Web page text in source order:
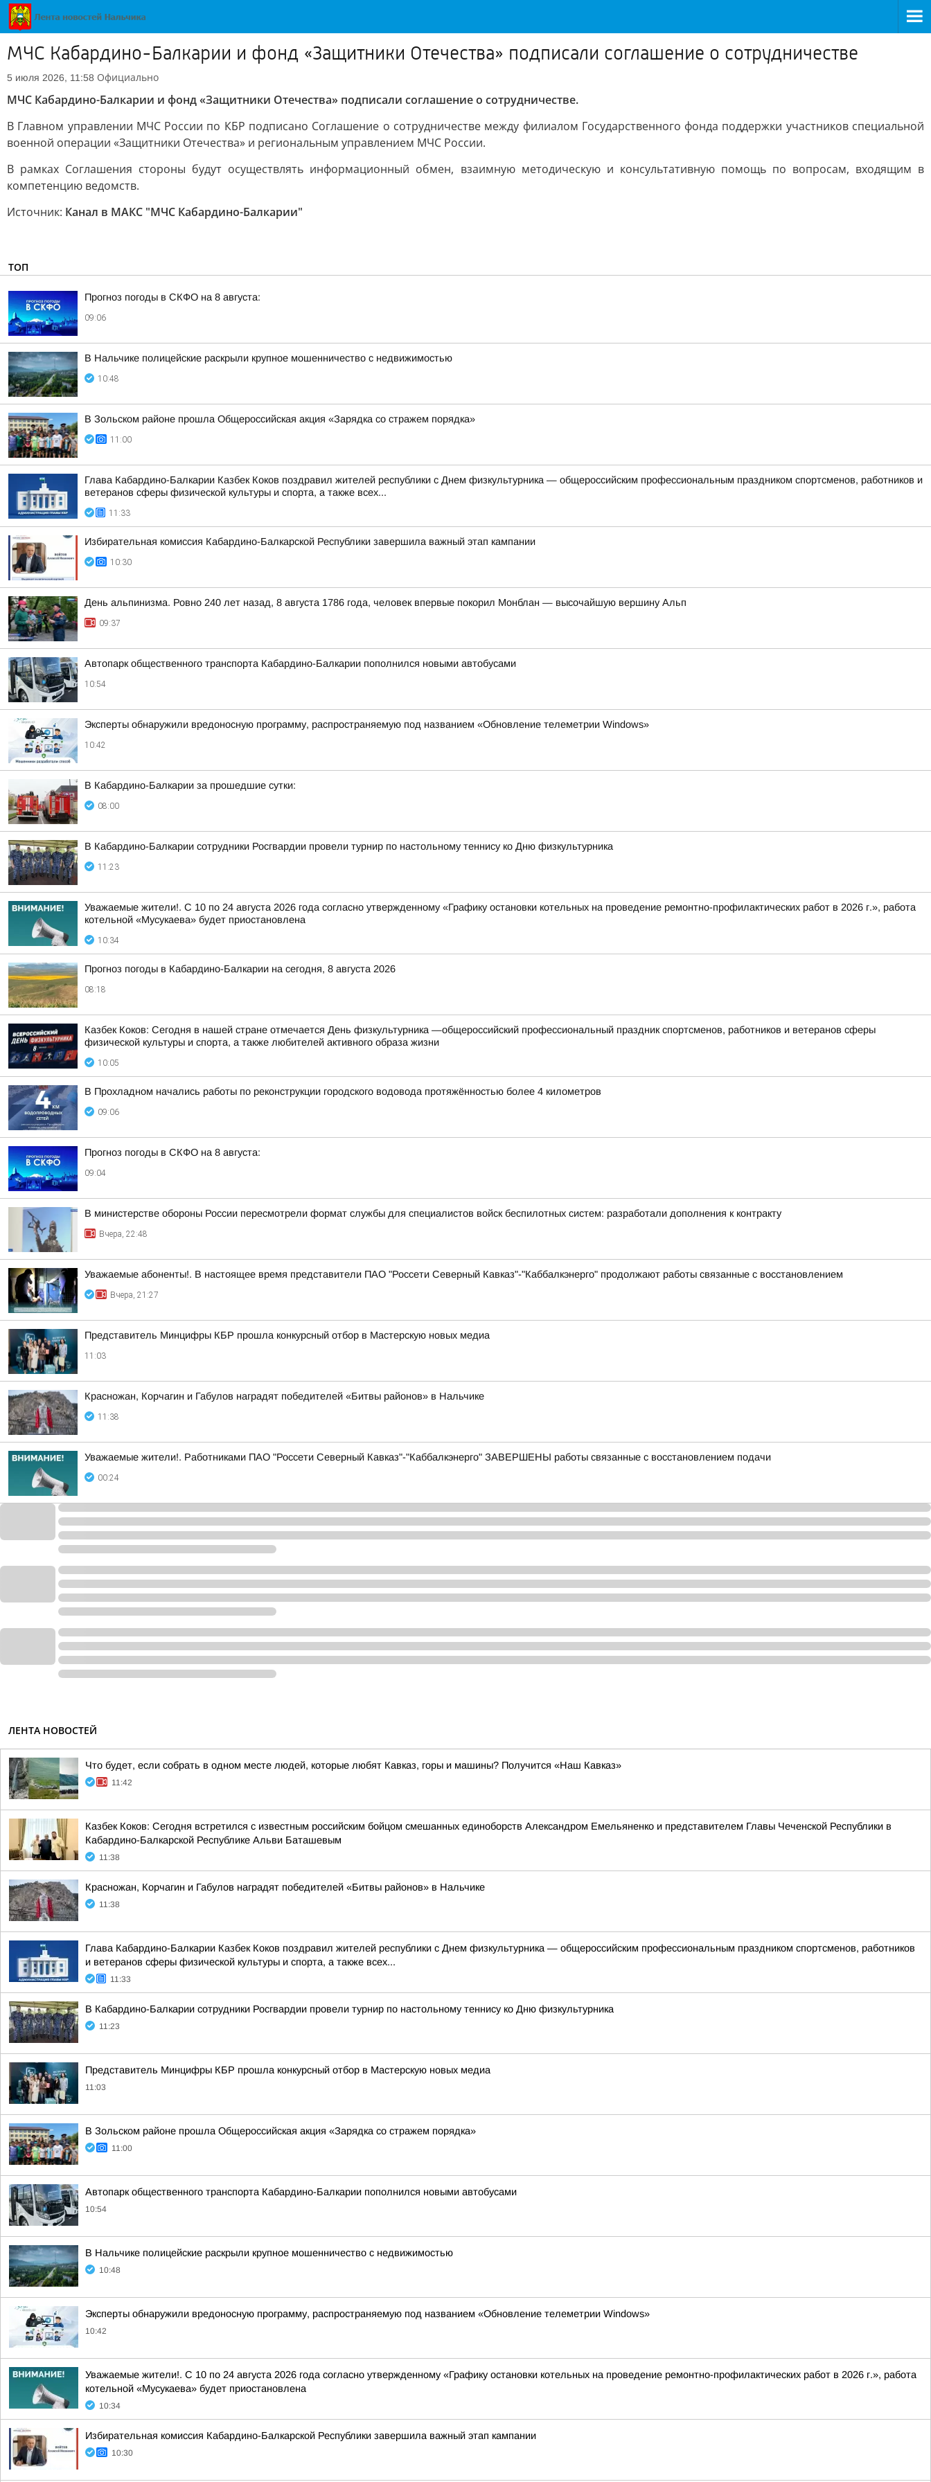
МЧС Кабардино-Балкарии и фонд «Защитники Отечества» подписали соглашение о сотрудничестве
5 июля 2026, 11:58 Официально
МЧС Кабардино-Балкарии и фонд «Защитники Отечества» подписали соглашение о сотрудничестве.
В Главном управлении МЧС России по КБР подписано Соглашение о сотрудничестве между филиалом Государственного фонда поддержки участников специальной
военной операции «Защитники Отечества» и региональным управлением МЧС России.
В рамках Соглашения стороны будут осуществлять информационный обмен, взаимную методическую и консультативную помощь по вопросам, входящим в
компетенцию ведомств.
Источник: Канал в МАКС "МЧС Кабардино-Балкарии"
ТОП
Прогноз погоды в СКФО на 8 августа:
09:06
В Нальчике полицейские раскрыли крупное мошенничество с недвижимостью
10:48
В Зольском районе прошла Общероссийская акция «Зарядка со стражем порядка»
11:00
Глава Кабардино-Балкарии Казбек Коков поздравил жителей республики с Днем физкультурника — общероссийским профессиональным праздником спортсменов, работников и
ветеранов сферы физической культуры и спорта, а также всех...
11:33
Избирательная комиссия Кабардино-Балкарской Республики завершила важный этап кампании
10:30
День альпинизма. Ровно 240 лет назад, 8 августа 1786 года, человек впервые покорил Монблан — высочайшую вершину Альп
09:37
Автопарк общественного транспорта Кабардино-Балкарии пополнился новыми автобусами
10:54
Эксперты обнаружили вредоносную программу, распространяемую под названием «Обновление телеметрии Windows»
10:42
В Кабардино-Балкарии за прошедшие сутки:
08:00
В Кабардино-Балкарии сотрудники Росгвардии провели турнир по настольному теннису ко Дню физкультурника
11:23
Уважаемые жители!. С 10 по 24 августа 2026 года согласно утвержденному «Графику остановки котельных на проведение ремонтно-профилактических работ в 2026 г.», работа
котельной «Мусукаева» будет приостановлена
10:34
Прогноз погоды в Кабардино-Балкарии на сегодня, 8 августа 2026
08:18
Казбек Коков: Сегодня в нашей стране отмечается День физкультурника —общероссийский профессиональный праздник спортсменов, работников и ветеранов сферы
физической культуры и спорта, а также любителей активного образа жизни
10:05
В Прохладном начались работы по реконструкции городского водовода протяжённостью более 4 километров
09:06
Прогноз погоды в СКФО на 8 августа:
09:04
В министерстве обороны России пересмотрели формат службы для специалистов войск беспилотных систем: разработали дополнения к контракту
Вчера, 22:48
Уважаемые абоненты!. В настоящее время представители ПАО "Россети Северный Кавказ"-"Каббалкэнерго" продолжают работы связанные с восстановлением
Вчера, 21:27
Представитель Минцифры КБР прошла конкурсный отбор в Мастерскую новых медиа
11:03
Красножан, Корчагин и Габулов наградят победителей «Битвы районов» в Нальчике
11:38
Уважаемые жители!. Работниками ПАО "Россети Северный Кавказ"-"Каббалкэнерго" ЗАВЕРШЕНЫ работы связанные с восстановлением подачи
00:24
ЛЕНТА НОВОСТЕЙ
Что будет, если собрать в одном месте людей, которые любят Кавказ, горы и машины? Получится «Наш Кавказ»
11:42
Казбек Коков: Сегодня встретился с известным российским бойцом смешанных единоборств Александром Емельяненко и представителем Главы Чеченской Республики в
Кабардино-Балкарской Республике Альви Баташевым
11:38
Красножан, Корчагин и Габулов наградят победителей «Битвы районов» в Нальчике
11:38
Глава Кабардино-Балкарии Казбек Коков поздравил жителей республики с Днем физкультурника — общероссийским профессиональным праздником спортсменов, работников
и ветеранов сферы физической культуры и спорта, а также всех...
11:33
В Кабардино-Балкарии сотрудники Росгвардии провели турнир по настольному теннису ко Дню физкультурника
11:23
Представитель Минцифры КБР прошла конкурсный отбор в Мастерскую новых медиа
11:03
В Зольском районе прошла Общероссийская акция «Зарядка со стражем порядка»
11:00
Автопарк общественного транспорта Кабардино-Балкарии пополнился новыми автобусами
10:54
В Нальчике полицейские раскрыли крупное мошенничество с недвижимостью
10:48
Эксперты обнаружили вредоносную программу, распространяемую под названием «Обновление телеметрии Windows»
10:42
Уважаемые жители!. С 10 по 24 августа 2026 года согласно утвержденному «Графику остановки котельных на проведение ремонтно-профилактических работ в 2026 г.», работа
котельной «Мусукаева» будет приостановлена
10:34
Избирательная комиссия Кабардино-Балкарской Республики завершила важный этап кампании
10:30